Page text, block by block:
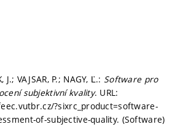
J.; VAJSAR, P.; NAGY, Ľ.: Software pro
subjektivní kvality. URL:
?sixrc_product=software-
of-subjective-quality. (Software)